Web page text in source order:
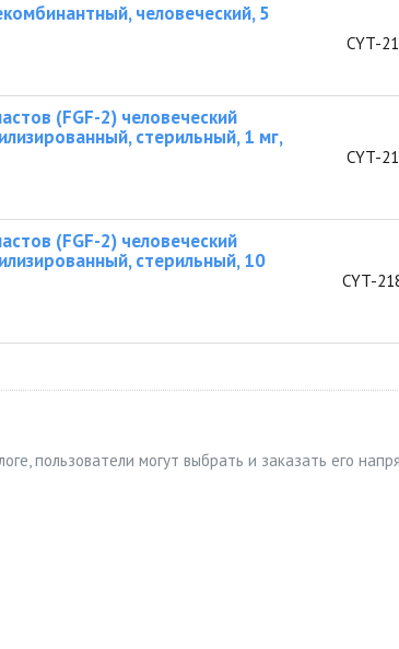
человеческий, 5
CYT-
(FGF-2) человеческий
стерильный, 1 мг,
CYT-
(FGF-2) человеческий
стерильный, 10
CYT-
пользователи могут выбрать и заказать его